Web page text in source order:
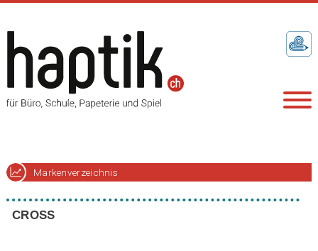
Markenverzeichnis
CROSS